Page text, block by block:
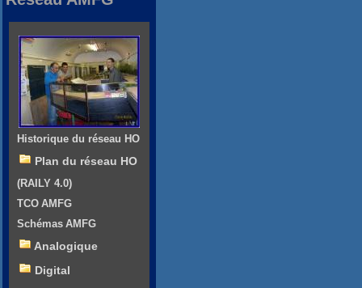
Historique du réseau HO
Plan du réseau HO
(RAILY 4.0)
TCO AMFG
Schémas AMFG
Analogique
Digital